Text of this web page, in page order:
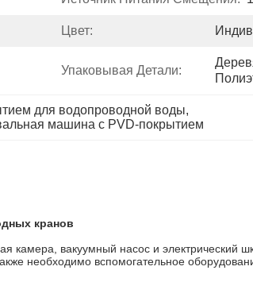
Цвет:
Упаковывая Детали:
для водопроводной воды,
машина с PVD-покрытием
кранов
камера, вакуумный насос и электрический
необходимо вспомогательное